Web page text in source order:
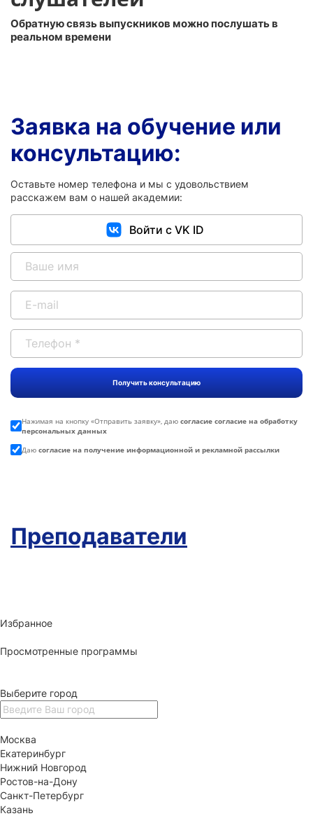
Обратную связь выпускников можно послушать в
реальном времени
Заявка на обучение или
консультацию:
Оставьте номер телефона и мы с удовольствием
расскажем вам о нашей академии:
Войти с VK ID
Нажимая на кнопку «Отправить заявку», даю согласие согласие на обработку
персональных данных
Даю согласие на получение информационной и рекламной рассылки
Преподаватели
Избранное
Просмотренные программы
Выберите город
Москва
Екатеринбург
Нижний Новгород
Ростов-на-Дону
Санкт-Петербург
Казань